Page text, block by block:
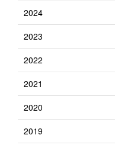
2024
2023
2022
2021
2020
2019